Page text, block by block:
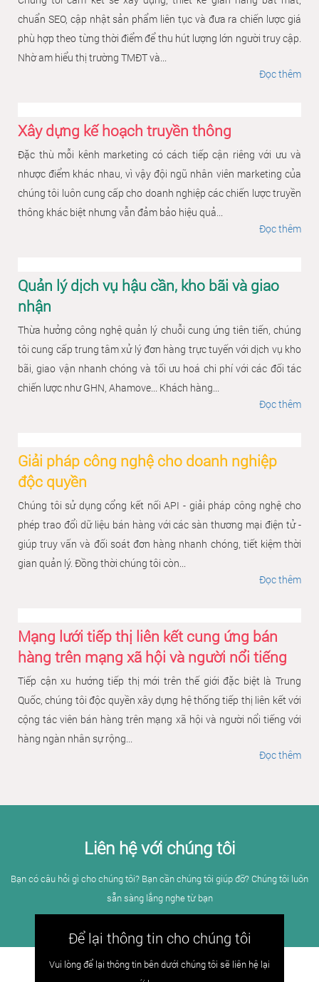
chuẩn SEO, cập nhật sản phẩm liên tục và đưa ra chiến lược giá
phù hợp theo từng thời điểm để thu hút lượng lớn người truy cập.
Nhờ am hiểu thị trường TMĐT và...
Đọc thêm
Xây dựng kế hoạch truyền thông
Đặc thù mỗi kênh marketing có cách tiếp cận riêng với ưu và
nhược điểm khác nhau, vì vậy đội ngũ nhân viên marketing của
chúng tôi luôn cung cấp cho doanh nghiệp các chiến lược truyền
thông khác biệt nhưng vẫn đảm bảo hiệu quả...
Đọc thêm
Quản lý dịch vụ hậu cần, kho bãi và giao
nhận
Thừa hưởng công nghệ quản lý chuỗi cung ứng tiên tiến, chúng
tôi cung cấp trung tâm xử lý đơn hàng trực tuyến với dịch vụ kho
bãi, giao vận nhanh chóng và tối ưu hoá chi phí với các đối tác
chiến lược như GHN, Ahamove... Khách hàng...
Đọc thêm
Giải pháp công nghệ cho doanh nghiệp
độc quyền
Chúng tôi sử dụng cổng kết nối API - giải pháp công nghệ cho
phép trao đổi dữ liệu bán hàng với các sàn thương mại điện tử -
giúp truy vấn và đối soát đơn hàng nhanh chóng, tiết kiệm thời
gian quản lý. Đồng thời chúng tôi còn...
Đọc thêm
Mạng lưới tiếp thị liên kết cung ứng bán
hàng trên mạng xã hội và người nổi tiếng
Tiếp cận xu hướng tiếp thị mới trên thế giới đặc biệt là Trung
Quốc, chúng tôi độc quyền xây dựng hệ thống tiếp thị liên kết với
cộng tác viên bán hàng trên mạng xã hội và người nổi tiếng với
hàng ngàn nhân sự rộng...
Đọc thêm
Liên hệ với chúng tôi
Bạn có câu hỏi gì cho chúng tôi? Bạn cần chúng tôi giúp đỡ? Chúng tôi luôn
sẵn sàng lắng nghe từ bạn
Để lại thông tin cho chúng tôi
Vui lòng để lại thông tin bên dưới chúng tôi sẽ liên hệ lại